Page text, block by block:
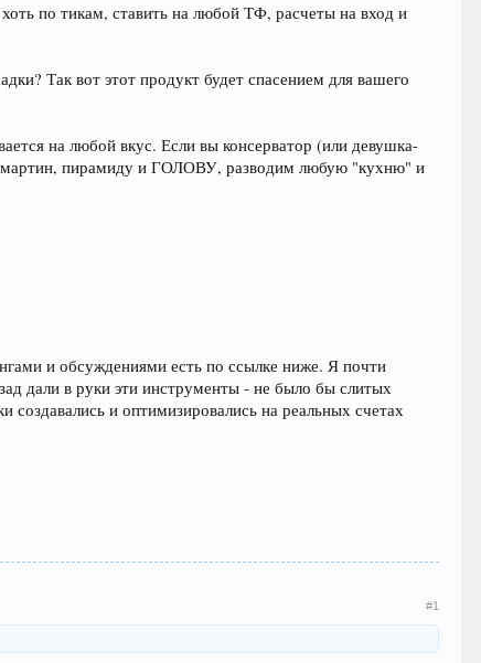
по тикам, ставить на любой ТФ, расчеты на вход и
Так вот этот продукт будет спасением для вашего
на любой вкус. Если вы консерватор (или девушка-
мартин, пирамиду и ГОЛОВУ, разводим любую "кухню" и
и обсуждениями есть по ссылке ниже. Я почти
дали в руки эти инструменты - не было бы слитых
и оптимизировались на реальных счетах
#1